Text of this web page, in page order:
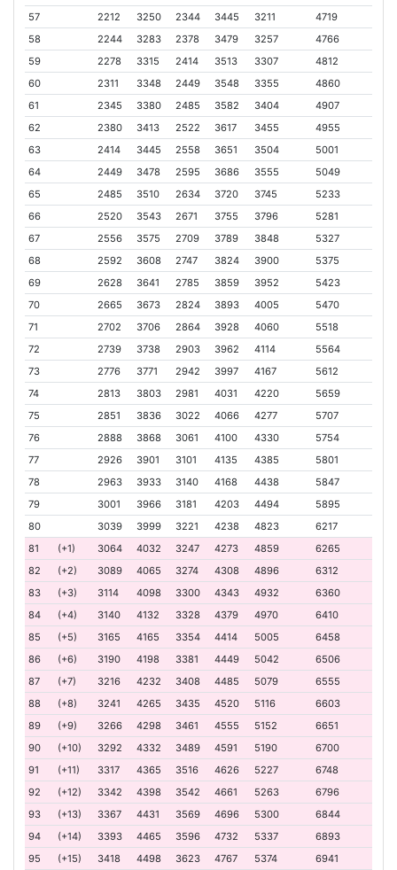
57
2212 3250 2344 3445 3211
4719
58
2244 3283 2378 3479 3257
4766
59
2278 3315 2414 3513 3307
4812
60
2311 3348 2449 3548 3355
4860
61
2345 3380 2485 3582 3404
4907
62
2380 3413 2522 3617 3455
4955
63
2414 3445 2558 3651 3504
5001
64
2449 3478 2595 3686 3555
5049
65
2485 3510 2634 3720 3745
5233
66
2520 3543 2671 3755 3796
5281
67
2556 3575 2709 3789 3848
5327
68
2592 3608 2747 3824 3900
5375
69
2628 3641 2785 3859 3952
5423
70
2665 3673 2824 3893 4005
5470
71
2702 3706 2864 3928 4060
5518
72
2739 3738 2903 3962 4114
5564
73
2776 3771 2942 3997 4167
5612
74
2813 3803 2981 4031 4220
5659
75
2851 3836 3022 4066 4277
5707
76
2888 3868 3061 4100 4330
5754
77
2926 3901 3101 4135 4385
5801
78
2963 3933 3140 4168 4438
5847
79
3001 3966 3181 4203 4494
5895
80
3039 3999 3221 4238 4823
6217
81
(+1) 3064 4032 3247 4273 4859
6265
82
(+2) 3089 4065 3274 4308 4896
6312
83
(+3) 3114 4098 3300 4343 4932
6360
84
(+4) 3140 4132 3328 4379 4970
6410
85
(+5) 3165 4165 3354 4414 5005
6458
86
(+6) 3190 4198 3381 4449 5042
6506
87
(+7) 3216 4232 3408 4485 5079
6555
88
(+8) 3241 4265 3435 4520 5116
6603
89
(+9) 3266 4298 3461 4555 5152
6651
90
(+10) 3292 4332 3489 4591 5190
6700
91
(+11) 3317 4365 3516 4626 5227
6748
92
(+12) 3342 4398 3542 4661 5263
6796
93
(+13) 3367 4431 3569 4696 5300
6844
94
(+14) 3393 4465 3596 4732 5337
6893
95
(+15) 3418 4498 3623 4767 5374 6941